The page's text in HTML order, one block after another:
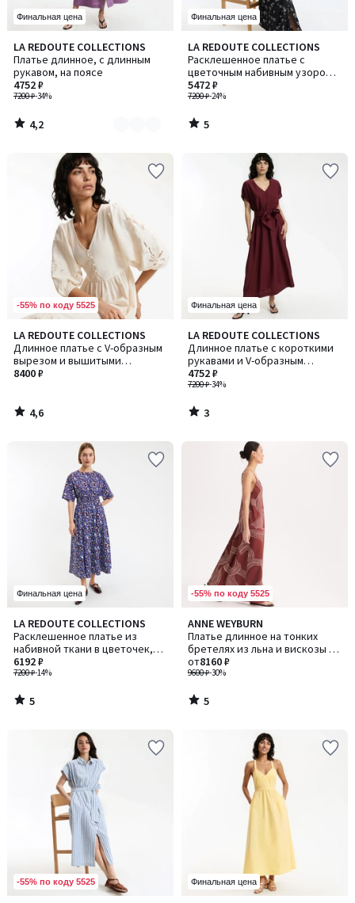
Финальная цена
LA REDOUTE COLLECTIONS
Платье длинное, с длинным
рукавом, на поясе
7200 ₽-34%
4752 ₽
4,2
/ 5
Количество
цветов:
2
4,2
/
Финальная цена
LA REDOUTE COLLECTIONS
Расклешенное платье с
цветочным набивным узором,
длина рукавов 3/4
7200 ₽-24%
5472 ₽
5
/
5
5
/
-55% по коду 5525
LA REDOUTE COLLECTIONS
Длинное платье с V-образным
вырезом и вышитыми
рукавами
8400 ₽
4,6
/ 5
4,6
/
Финальная цена
LA REDOUTE COLLECTIONS
Длинное платье с короткими
рукавами и V-образным
вырезом, на поясе
7200 ₽-34%
4752 ₽
3
/
5
3
/
Финальная цена
LA REDOUTE COLLECTIONS
Расклешенное платье из
набивной ткани в цветочек,
длинное, рукав короткий
7200 ₽-14%
6192 ₽
5
/
5
5
/
-55% по коду 5525
ANNE WEYBURN
Платье длинное на тонких
бретелях из льна и вискозы с
набивным рисунком
9600 ₽-30%
от8160 ₽
5
/
5
5
/
-55% по коду 5525 Финальная цена